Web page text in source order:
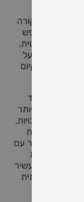
עתיקה שמקורה
של הגוף, הנפש
הסנסקריטית,
מה שמעיד על
של הקיום
בלתי נפרד
גבוהה יותר
השגויות,
אלא מתמקדת
והעמקת הקשר עם
מדגישה את
ושואפת להעשיר
היצירתית